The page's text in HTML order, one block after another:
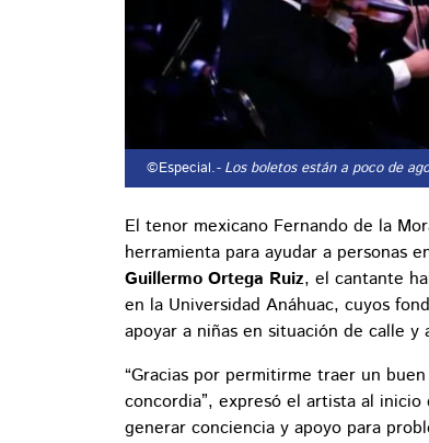
©Especial.- Los boletos están a poco de
El tenor mexicano Fernando de la
herramienta para ayudar a personas
Guillermo Ortega Ruiz, el cantante
en la Universidad Anáhuac, cuyos
apoyar a niñas en situación de calle y
“Gracias por permitirme traer un
concordia”, expresó el artista al
generar conciencia y apoyo para